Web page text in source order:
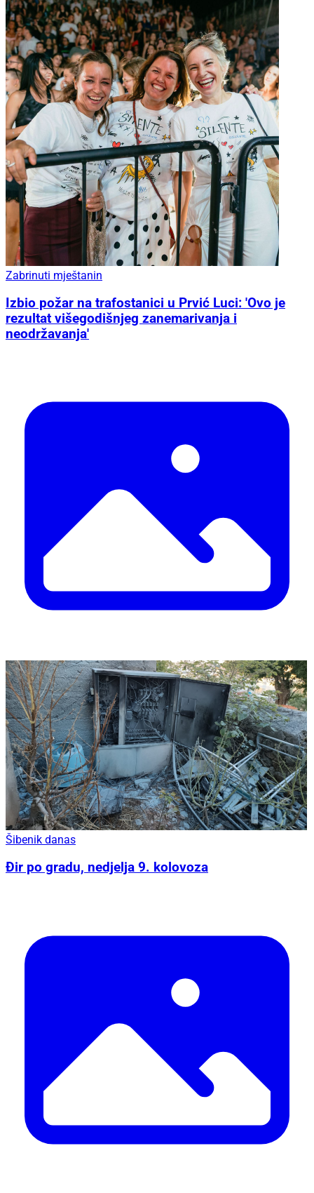
Zabrinuti mještanin
Izbio požar na trafostanici u Prvić Luci: 'Ovo je
rezultat višegodišnjeg zanemarivanja i
neodržavanja'
Šibenik danas
Đir po gradu, nedjelja 9. kolovoza